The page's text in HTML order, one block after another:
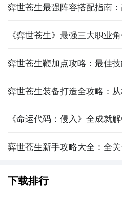
步骤2：进入APP搜索“太空
通过上面的游戏介绍和图片
呢？不用担心，目前九游客
【订阅】或者是【开测提醒
先的下载机会了咯！
玩新游
弈世苍生最强阵容搭配指南
《弈世苍生》最强三大职业
弈世苍生鞭加点攻略：最佳
弈世苍生装备打造全攻略：
《命运代码：侵入》全成就
弈世苍生新手攻略大全：全
下载排行